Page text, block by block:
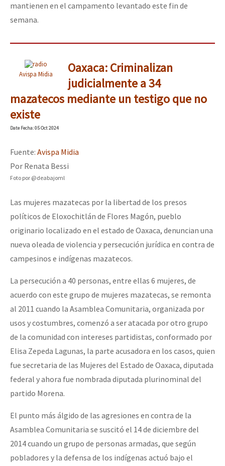
mantienen en el campamento levantado este fin de
semana.
Avispa Midia
Oaxaca: Criminalizan
judicialmente a 34
mazatecos mediante un testigo que no
existe
DateFecha: 05 Oct 2024
Fuente: Avispa Midia
Por Renata Bessi
Foto por @deabajoml
Las mujeres mazatecas por la libertad de los presos
políticos de Eloxochitlán de Flores Magón, pueblo
originario localizado en el estado de Oaxaca, denuncian una
nueva oleada de violencia y persecución jurídica en contra de
campesinos e indígenas mazatecos.
La persecución a 40 personas, entre ellas 6 mujeres, de
acuerdo con este grupo de mujeres mazatecas, se remonta
al 2011 cuando la Asamblea Comunitaria, organizada por
usos y costumbres, comenzó a ser atacada por otro grupo
de la comunidad con intereses partidistas, conformado por
Elisa Zepeda Lagunas, la parte acusadora en los casos, quien
fue secretaria de las Mujeres del Estado de Oaxaca, diputada
federal y ahora fue nombrada diputada plurinominal del
partido Morena.
El punto más álgido de las agresiones en contra de la
Asamblea Comunitaria se suscitó el 14 de diciembre del
2014 cuando un grupo de personas armadas, que según
pobladores y la defensa de los indígenas actuó bajo el